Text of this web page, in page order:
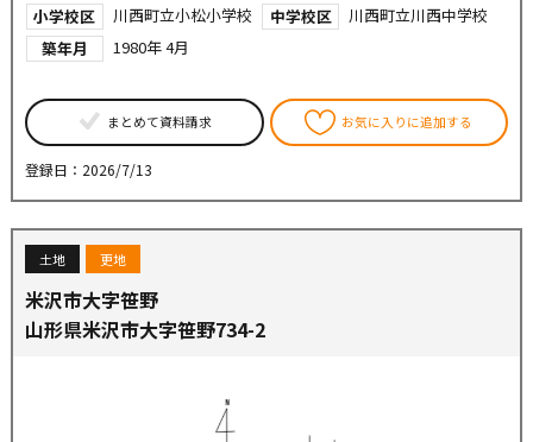
小学校区
川西町立小松小学校 中学校区
川西町立川西中学校
築年月
1980年 4月
まとめて資料請求 お気に入りに追加する
登録日：2026/7/13
土地 更地
米沢市大字笹野
山形県米沢市大字笹野734-2